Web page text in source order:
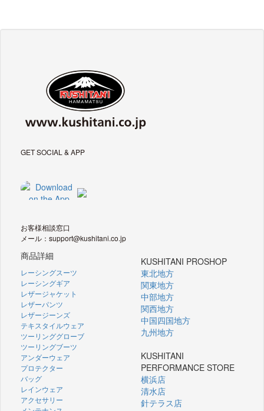
GET SOCIAL & APP
お客様相談窓口
メール：support@kushitani.co.jp
商品詳細
レーシングスーツ
レーシングギア
レザージャケット
レザーパンツ
レザージーンズ
テキスタイルウェア
ツーリンググローブ
ツーリングブーツ
アンダーウェア
プロテクター
バッグ
レインウェア
アクセサリー
KUSHITANI PROSHOP
東北地方
関東地方
中部地方
関西地方
中国四国地方
九州地方
KUSHITANI
PERFORMANCE STORE
横浜店
清水店
針テラス店